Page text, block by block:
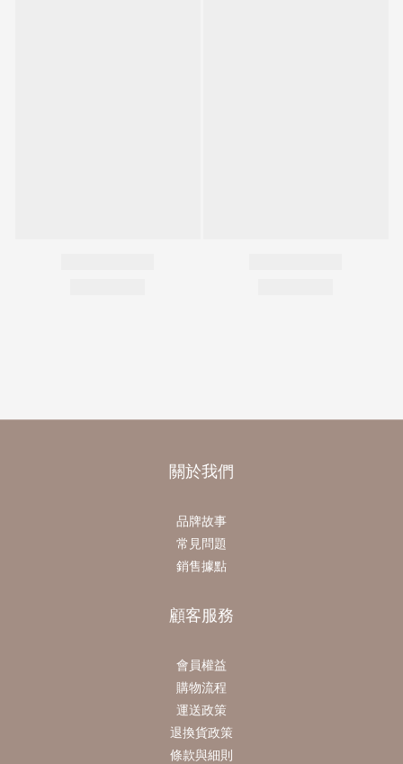
關於我們
品牌故事
常見問題
銷售據點
顧客服務
會員權益
購物流程
運送政策
退換貨政策
條款與細則